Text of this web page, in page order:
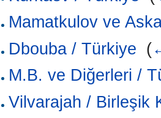
Mamatkulov ve
Dbouba / Türkiye (
M.B. ve Diğerleri /
Vilvarajah / Birleşik